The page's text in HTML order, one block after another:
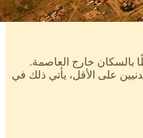
بالسكان خارج العاصمة.
على الأقل، يأتي ذلك في